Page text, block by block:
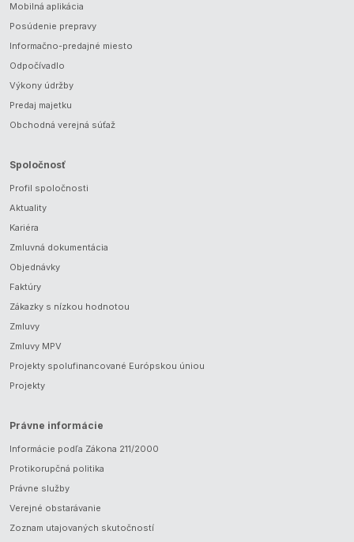
Mobilná aplikácia
Posúdenie prepravy
Informačno-predajné miesto
Odpočívadlo
Výkony údržby
Predaj majetku
Obchodná verejná súťaž
Spoločnosť
Profil spoločnosti
Aktuality
Kariéra
Zmluvná dokumentácia
Objednávky
Faktúry
Zákazky s nízkou hodnotou
Zmluvy
Zmluvy MPV
Projekty spolufinancované Európskou úniou
Projekty
Právne informácie
Informácie podľa Zákona 211/2000
Protikorupčná politika
Právne služby
Verejné obstarávanie
Zoznam utajovaných skutočností